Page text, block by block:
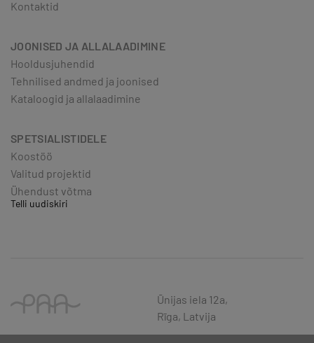
Kontaktid
JOONISED JA ALLALAADIMINE
Hooldusjuhendid
Tehnilised andmed ja joonised
Kataloogid ja allalaadimine
SPETSIALISTIDELE
Koostöö
Valitud projektid
Ühendust võtma
Telli uudiskiri
Ūnijas iela 12a,
Rīga, Latvija